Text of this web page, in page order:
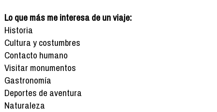
Lo que más me interesa de un viaje:
Historia
Cultura y costumbres
Contacto humano
Visitar monumentos
Gastronomía
Deportes de aventura
Naturaleza